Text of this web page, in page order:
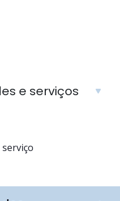
e serviços